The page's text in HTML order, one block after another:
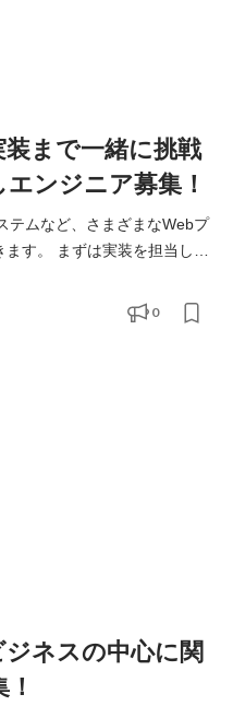
まで一緒に挑戦
ンジニア募集！
テムなど、さまざまなWebプ
担当しな
エンジニアがサポートする
。「やりたい」と手を挙げれ
0
ネスの中心に関